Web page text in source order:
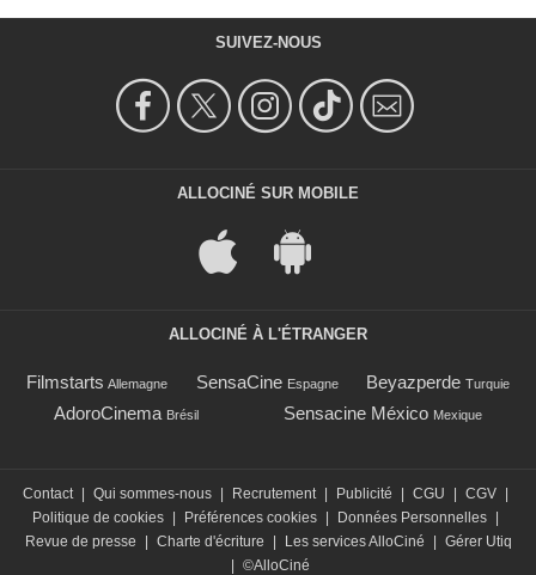
SUIVEZ-NOUS
ALLOCINÉ SUR MOBILE
ALLOCINÉ À L'ÉTRANGER
Filmstarts Allemagne SensaCine Espagne Beyazperde Turquie
AdoroCinema Brésil Sensacine México Mexique
Contact Qui sommes-nous Recrutement Publicité CGU CGV
Politique de cookies
Préférences cookies Données Personnelles
Revue de presse
Charte d'écriture Les services AlloCiné
Gérer Utiq
©AlloCiné